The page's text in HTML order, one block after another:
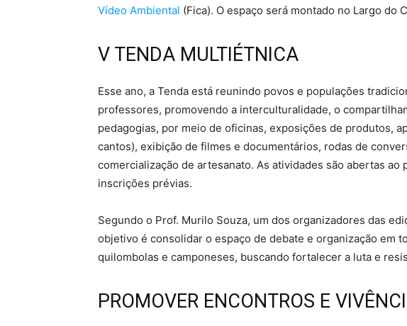
Vídeo Ambiental (Fica). O espaço será montado no Largo do
V TENDA MULTIÉTNICA
Esse ano, a Tenda está reunindo povos e populações
professores, promovendo a interculturalidade, o
pedagogias, por meio de oficinas, exposições de produtos,
cantos), exibição de filmes e documentários, rodas de
comercialização de artesanato. As atividades são abertas ao
inscrições prévias.
Segundo o Prof. Murilo Souza, um dos organizadores das
objetivo é consolidar o espaço de debate e organização em
quilombolas e camponeses, buscando fortalecer a luta e
PROMOVER ENCONTROS E